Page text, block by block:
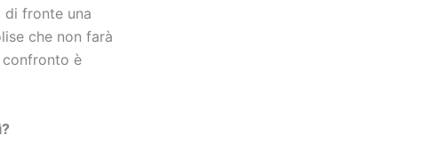
di fronte una
che non farà
confronto è